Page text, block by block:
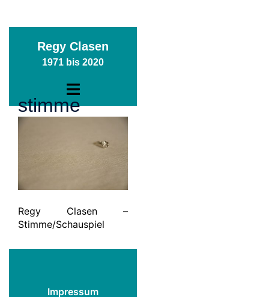
springen
Regy Clasen
1971 bis 2020
Menü
umschalten
stimme
Regy Clasen –
Stimme/Schauspiel
Impressum